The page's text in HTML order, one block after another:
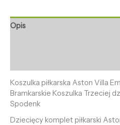
Opis
Koszulka piłkarska Aston Villa
Bramkarskie Koszulka Trzeciej
Spodenk
Dziecięcy komplet piłkarski